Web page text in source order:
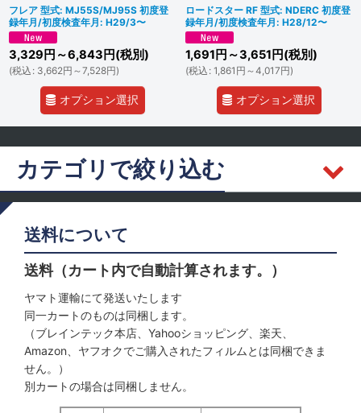
フレア 型式: MJ55S/MJ95S 初度登
録年月/初度検査年月: H29/3〜
3,329 円 ～6,843 円(税別)
(税込 : 3,662円 ～7,528円)
オプション選択
ロードスター RF 型式: NDERC 初度登
録年月/初度検査年月: H28/12〜
1,691 円 ～3,651 円(税別)
(税込 : 1,861 円 ～4,017円)
オプション選択
カテゴリで絞り込む
フロントドア
サンルーフ
送料について
送料（カート内で自動計算されます。）
ヤマト運輸にて発送いたします
同一カートのものは同梱します。
（ブレインテック本店、Yahooショッピング、楽天、
Amazon、ヤフオクでご購入されたフィルムとは同梱できま
せん。）
別カートの場合は同梱しません。